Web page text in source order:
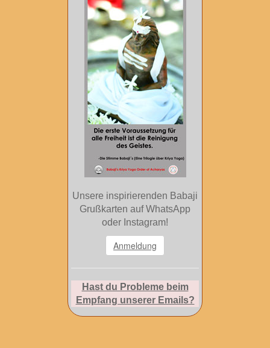
Unsere inspirierenden Babaji
Grußkarten auf WhatsApp
oder Instagram!
Anmeldung
Hast du Probleme beim
Empfang unserer Emails?